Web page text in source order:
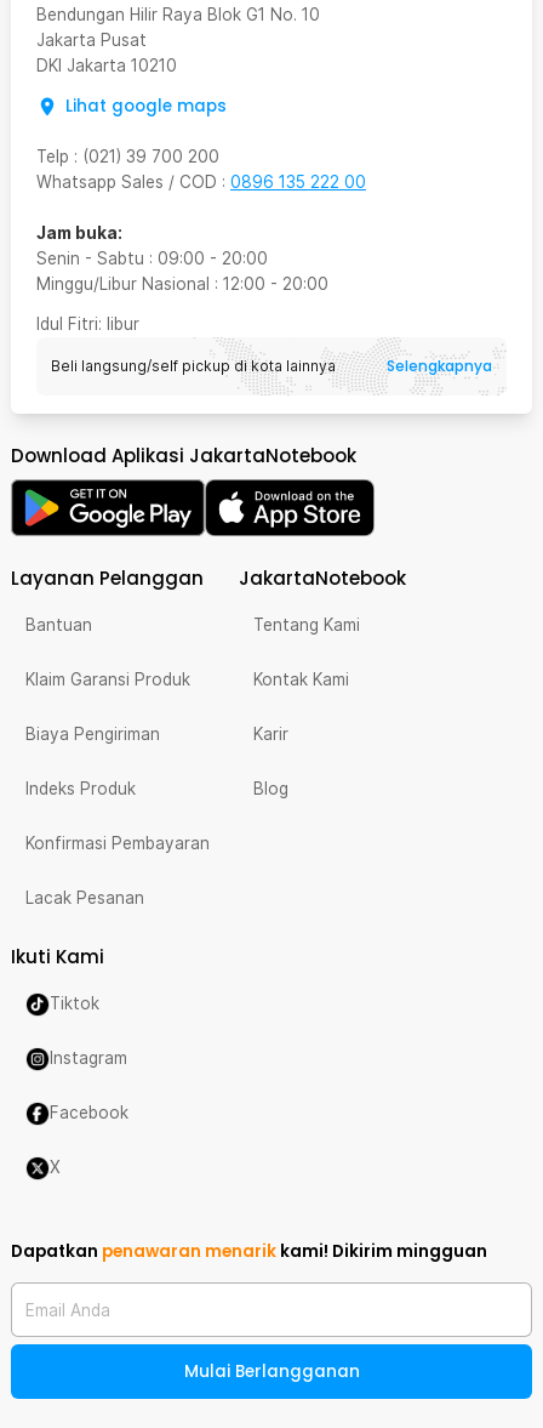
Bendungan Hilir Raya Blok G1 No. 10
Jakarta Pusat
DKI Jakarta 10210
Lihat google maps
Telp : (021) 39 700 200
Whatsapp Sales / COD : 0896 135 222 00
Jam buka:
Senin - Sabtu : 09:00 - 20:00
Minggu/Libur Nasional : 12:00 - 20:00
Idul Fitri: libur
Beli langsung/self pickup di kota lainnya Selengkapnya
Download Aplikasi JakartaNotebook
Layanan Pelanggan
Bantuan
Klaim Garansi Produk
Biaya Pengiriman
Indeks Produk
Konfirmasi Pembayaran
Lacak Pesanan
JakartaNotebook
Tentang Kami
Kontak Kami
Karir
Blog
Ikuti Kami
Tiktok
Instagram
Facebook
X
Dapatkan penawaran menarik kami! Dikirim mingguan
Email Anda
Mulai Berlangganan